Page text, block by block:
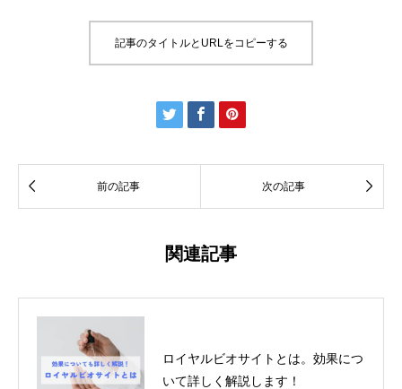
記事のタイトルとURLをコピーする
  
 前の記事 次の記事 
関連記事
ロイヤルビオサイトとは。効果につ
いて詳しく解説します！